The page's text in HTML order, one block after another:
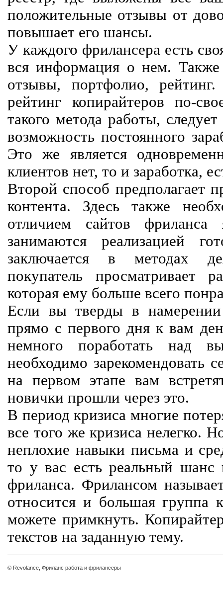
положительные отзывы от
повышает его шансы.
У каждого фрилансера есть
вся информация о нем. Также
отзывы, портфолио,
рейтинг копирайтеров по-
такого метода работы,
возможность постоянного
Это же является
клиентов нет, то и заработка,
Второй способ предполагает
контента. Здесь также
отличием сайтов
занимаются реализацией
заключается в методах
покупатель просматривает
которая ему больше всего
Если вы тверды в
прямо с первого дня к вам
немного поработать над
необходимо зарекомендовать
на первом этапе вам
новички прошли через это.
В период кризиса многие
все того же кризиса нелегко.
неплохие навыки письма и
то у вас есть реальный шанс
фриланса. Фрилансом
относится и большая группа
можете примкнуть.
текстов на заданную тему.
© Revolance, Фриланс работа и фрилансеры